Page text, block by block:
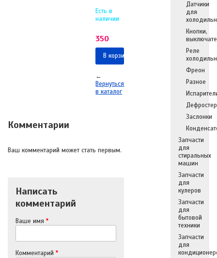
Датчики
для
Кнопки,
Реле
Фреон
Разное
Заслонки
Запчасти
для
стиральных
машин
Запчасти
для
кулеров
Запчасти
для
бытовой
техники
Запчасти
для
Есть в
наличии
350
В корзину
←
Вернуться
в каталог
Комментарии
Ваш комментарий может стать первым.
Написать
комментарий
Ваше имя *
Комментарий *